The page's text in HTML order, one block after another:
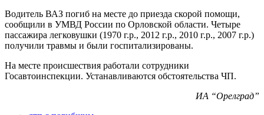
Водитель ВАЗ погиб на месте до приезда скорой помощи,
сообщили в УМВД России по Орловской области. Четыре
пассажира легковушки (1970 г.р., 2012 г.р., 2010 г.р., 2007 г.р.)
получили травмы и были госпитализированы.
На месте происшествия работали сотрудники
Госавтоинспекции. Устанавливаются обстоятельства ЧП.
ИА “Орелград”